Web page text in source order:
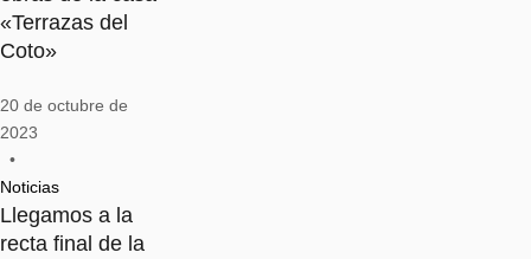
«Terrazas del
Coto»
20 de octubre de
2023
•
Noticias
Llegamos a la
recta final de la